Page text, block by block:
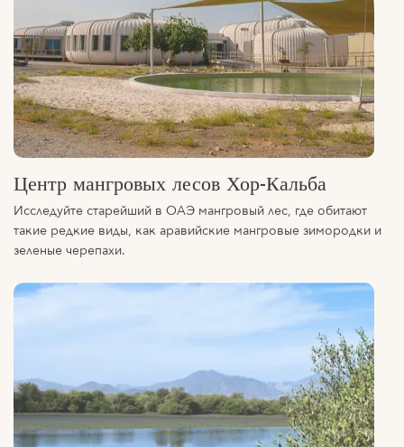
Центр мангровых лесов Хор-Кальба
Исследуйте старейший в ОАЭ мангровый лес, где обитают
такие редкие виды, как аравийские мангровые зимородки и
зеленые черепахи.